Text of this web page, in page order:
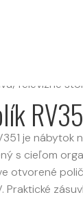
/ Televízne
je nábytok
s cieľom
otvorené
Praktické